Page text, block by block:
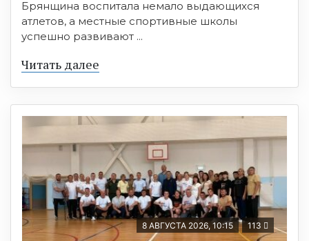
Брянщина воспитала немало выдающихся
атлетов, а местные спортивные школы
успешно развивают ...
Читать далее
8 АВГУСТА 2026, 10:15 113